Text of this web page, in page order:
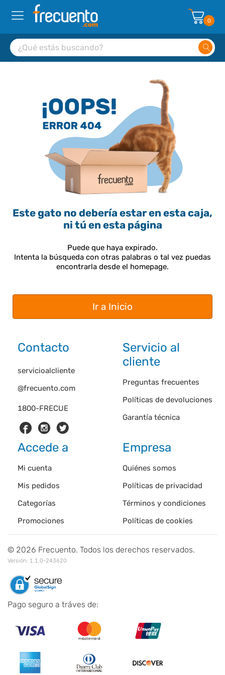
0
Este gato no debería estar en esta caja,
ni tú en esta página
Puede que haya expirado.
Intenta la búsqueda con otras palabras o tal vez puedas
encontrarla desde el homepage.
Ir a Inicio
Contacto
1800-FRECUE
servicioalcliente
@frecuento.com
Servicio al
cliente
Preguntas frecuentes
Políticas de devoluciones
Garantía técnica
Accede a
Mi cuenta
Mis pedidos
Categorías
Promociones
Empresa
Quiénes somos
Políticas de privacidad
Términos y condiciones
Políticas de cookies
© 2026 Frecuento. Todos los derechos reservados.
Versión: 1.1.0-243620
Pago seguro a tráves de: